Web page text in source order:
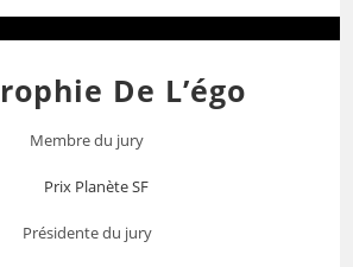
De L’égo
Membre du jury
Présidente du jury